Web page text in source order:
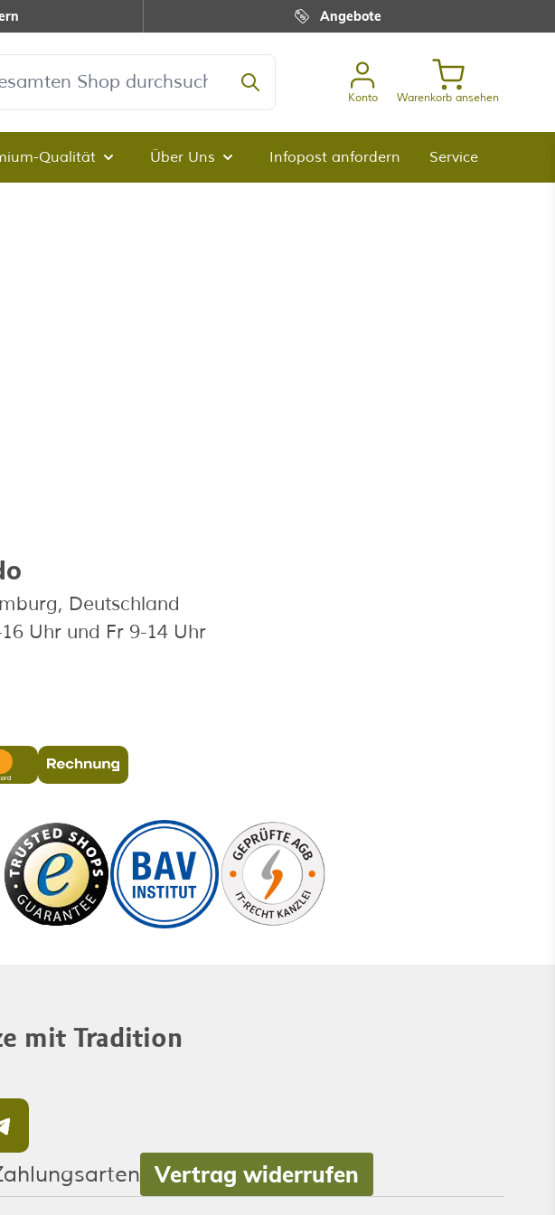
Angebote
Konto Warenkorb ansehen
Qualität
Über Uns
Infopost anfordern Service
Deutschland
Uhr und Fr 9-14 Uhr
mit Tradition
Vertrag widerrufen